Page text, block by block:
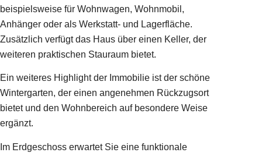
beispielsweise für Wohnwagen, Wohnmobil,
Anhänger oder als Werkstatt- und Lagerfläche.
Zusätzlich verfügt das Haus über einen Keller, der
weiteren praktischen Stauraum bietet.
Ein weiteres Highlight der Immobilie ist der schöne
Wintergarten, der einen angenehmen Rückzugsort
bietet und den Wohnbereich auf besondere Weise
ergänzt.
Im Erdgeschoss erwartet Sie eine funktionale